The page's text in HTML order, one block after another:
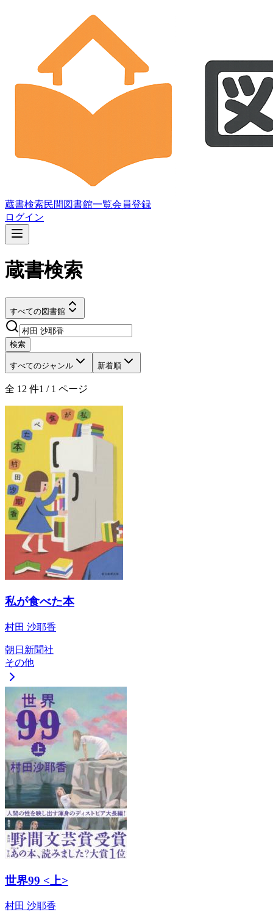
蔵書検索民間図書館一覧会員登録
ログイン
蔵書検索
すべての図書館
検索
すべてのジャンル 新着順
全 12 件1 / 1 ページ
私が食べた本
村田 沙耶香
朝日新聞社
その他
世界99 <上>
村田 沙耶香